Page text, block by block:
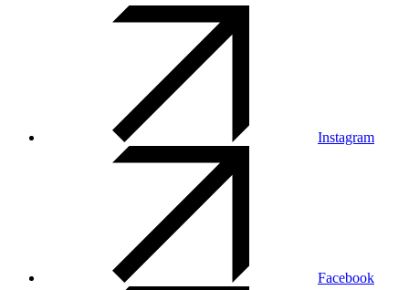
Instagram
Facebook